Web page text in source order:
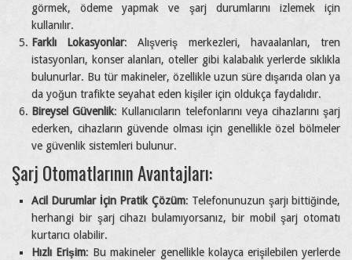
görmek, ödeme yapmak ve şarj durumlarını izlemek için
kullanılır.
Farklı Lokasyonlar: Alışveriş merkezleri, havaalanları, tren
istasyonları, konser alanları, oteller gibi kalabalık yerlerde sıklıkla
bulunurlar. Bu tür makineler, özellikle uzun süre dışarıda olan ya
da yoğun trafikte seyahat eden kişiler için oldukça faydalıdır.
Bireysel Güvenlik: Kullanıcıların telefonlarını veya cihazlarını şarj
ederken, cihazların güvende olması için genellikle özel bölmeler
ve güvenlik sistemleri bulunur.
Şarj Otomatlarının Avantajları:
Acil Durumlar İçin Pratik Çözüm: Telefonunuzun şarjı bittiğinde,
herhangi bir şarj cihazı bulamıyorsanız, bir mobil şarj otomatı
kurtarıcı olabilir.
Hızlı Erişim: Bu makineler genellikle kolayca erişilebilen yerlerde